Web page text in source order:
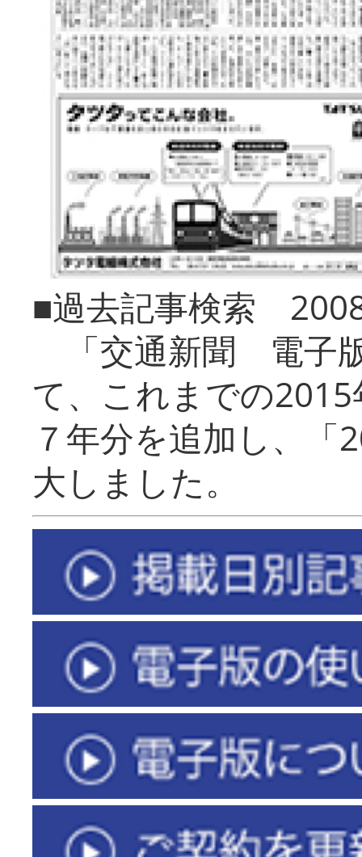
■過去記事検索
「交通新聞 電子
て、これまでの
７年分を追加し、「
大しまし